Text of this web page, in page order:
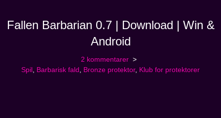
Fallen Barbarian 0.7 | Download | Win &
Android
2 kommentarer
Spil
Barbarisk fald Bronze protektor, Klub for protektorer